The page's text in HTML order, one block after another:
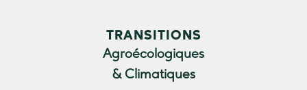
TRANSITIONS
Agroécologiques
& Climatiques